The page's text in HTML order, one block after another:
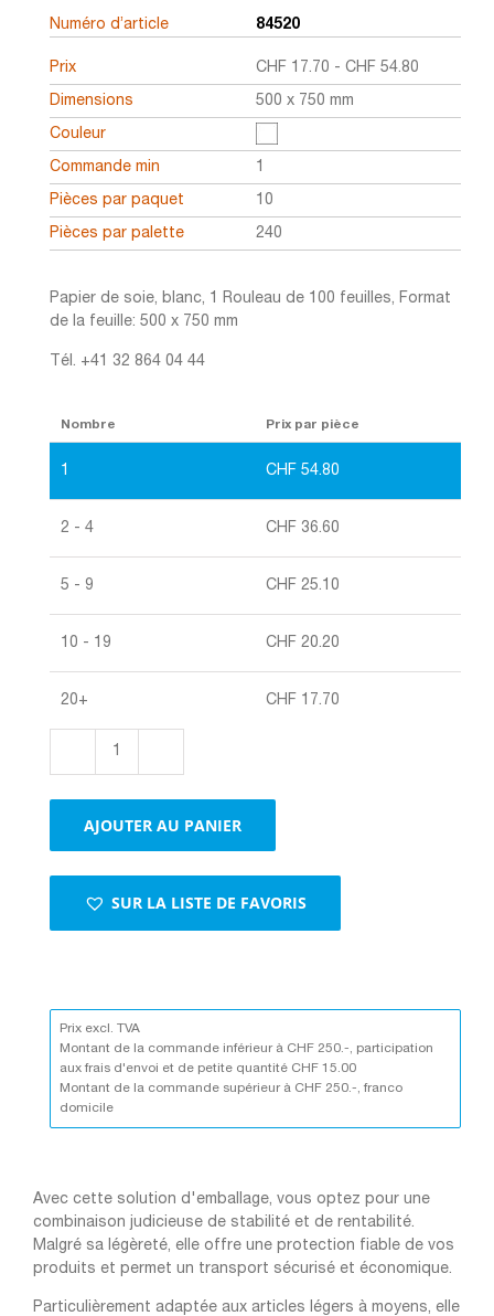
Numéro d’article 84520
Prix CHF 17.70 - CHF 54.80
Dimensions 500 x 750 mm
Couleur
Commande min 1
Pièces par paquet 10
Pièces par palette 240
Papier de soie, blanc, 1 Rouleau de 100 feuilles, Format
de la feuille: 500 x 750 mm
Tél. +41 32 864 04 44
Nombre Prix par pièce
1 CHF 54.80
2 - 4 CHF 36.60
5 - 9 CHF 25.10
10 - 19 CHF 20.20
20+ CHF 17.70
de
soie
blanc
AJOUTER AU PANIER
SUR LA LISTE DE FAVORIS
Prix excl. TVA
Montant de la commande inférieur à CHF 250.-, participation
aux frais d'envoi et de petite quantité CHF 15.00
Montant de la commande supérieur à CHF 250.-, franco
domicile
Avec cette solution d'emballage, vous optez pour une
combinaison judicieuse de stabilité et de rentabilité.
Malgré sa légèreté, elle offre une protection fiable de vos
produits et permet un transport sécurisé et économique.
Particulièrement adaptée aux articles légers à moyens, elle